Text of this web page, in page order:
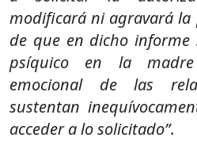
modificará ni agravará
de que en dicho informe
psíquico en la
emocional de las
sustentan
acceder a lo solicitado”.